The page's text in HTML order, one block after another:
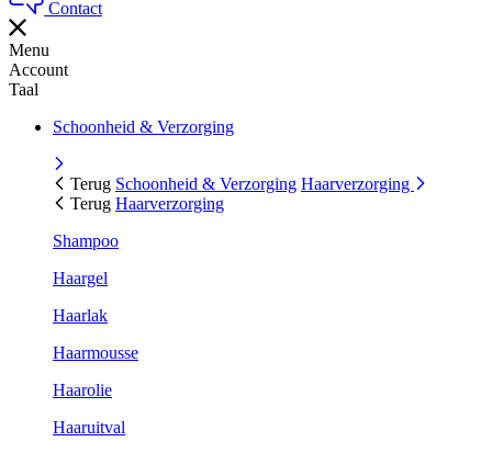
Contact
Menu
Account
Taal
Schoonheid & Verzorging
Terug Schoonheid & Verzorging Haarverzorging
Terug Haarverzorging
Shampoo
Haargel
Haarlak
Haarmousse
Haarolie
Haaruitval